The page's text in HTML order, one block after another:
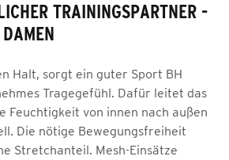
TRAININGSPARTNER -
Halt, sorgt ein guter Sport BH
Tragegefühl. Dafür leitet das
Feuchtigkeit von innen nach außen
Die nötige Bewegungsfreiheit
Stretchanteil. Mesh-Einsätze